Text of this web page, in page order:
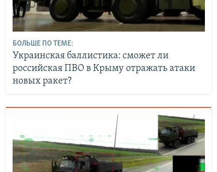
БОЛЬШЕ ПО ТЕМЕ:
Украинская баллистика: сможет ли
российская ПВО в Крыму отражать атаки
новых ракет?